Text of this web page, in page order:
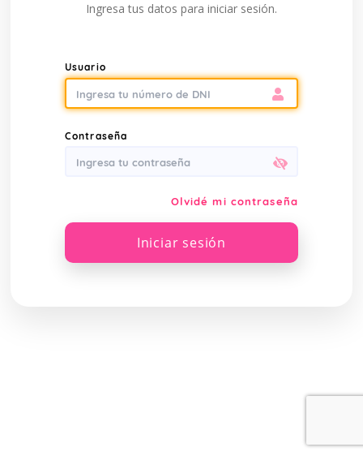
Ingresa tus datos para iniciar sesión.
Usuario
Contraseña
Olvidé mi contraseña
Iniciar sesión